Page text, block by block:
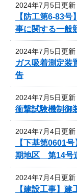
2024年7月5日更新
【防工第6-83
事に関する一般
2024年7月5日更新
ガス吸着測定装
告
2024年7月5日更新
衝撃試験機制御
2024年7月4日更新
【下基第0601
期地区 第14号
2024年7月4日更新
【建設工事】